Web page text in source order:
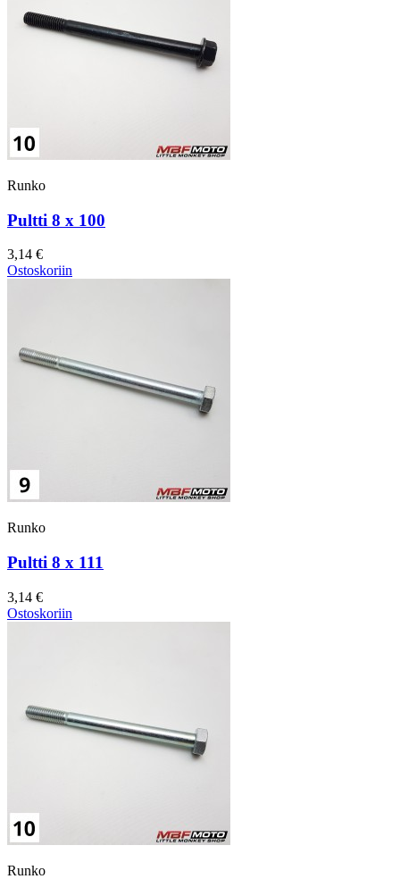
Runko
Pultti 8 x 100
3,14 €
Ostoskoriin
Runko
Pultti 8 x 111
3,14 €
Ostoskoriin
Runko